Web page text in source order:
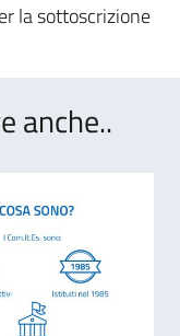
la sottoscrizione
anche..